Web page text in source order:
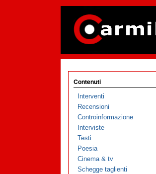
Contenuti
Interventi
Recensioni
Controinformazione
Interviste
Testi
Poesia
Cinema & tv
Schegge taglienti